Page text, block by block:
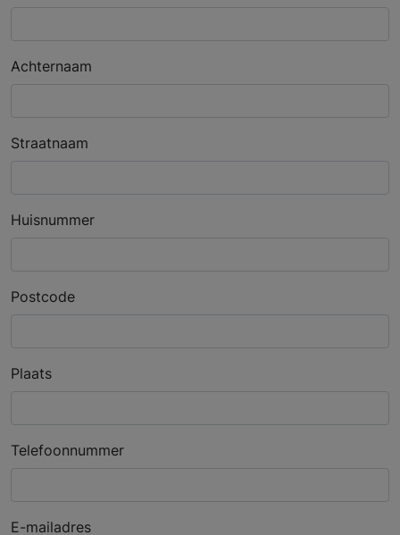
Achternaam
Straatnaam
Huisnummer
Postcode
Plaats
Telefoonnummer
E-mailadres